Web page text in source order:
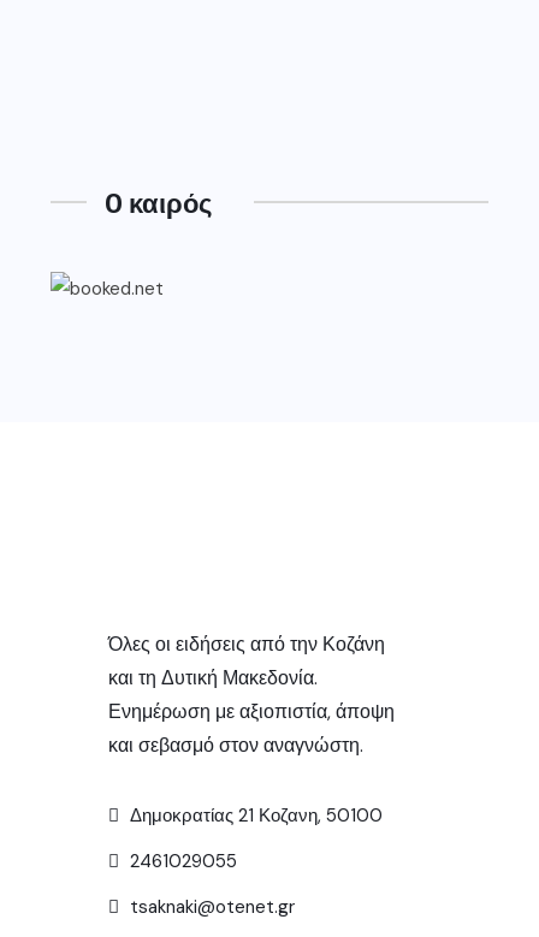
O καιρός
Όλες οι ειδήσεις από την Κοζάνη
και τη Δυτική Μακεδονία.
Ενημέρωση με αξιοπιστία, άποψη
και σεβασμό στον αναγνώστη.
Δημοκρατίας 21 Κοζανη, 50100
2461029055
tsaknaki@otenet.gr